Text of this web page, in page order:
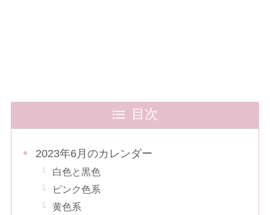
目次
2023年6月のカレンダー
白色と黒色
ピンク色系
黄色系